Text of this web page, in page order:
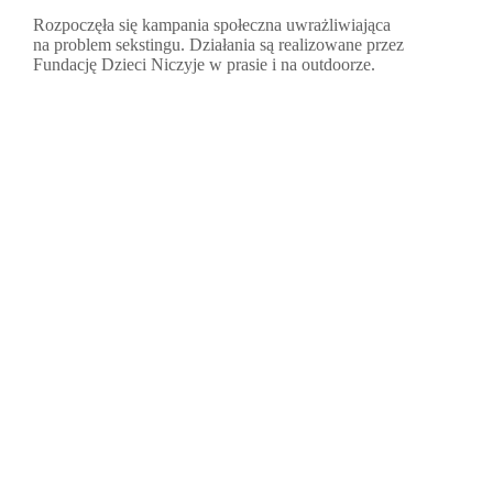
Rozpoczęła się kampania społeczna uwrażliwiająca
na problem sekstingu. Działania są realizowane przez
Fundację Dzieci Niczyje w prasie i na outdoorze.